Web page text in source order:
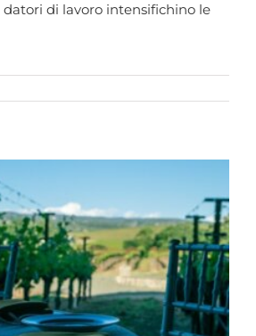
di lavoro intensifichino le